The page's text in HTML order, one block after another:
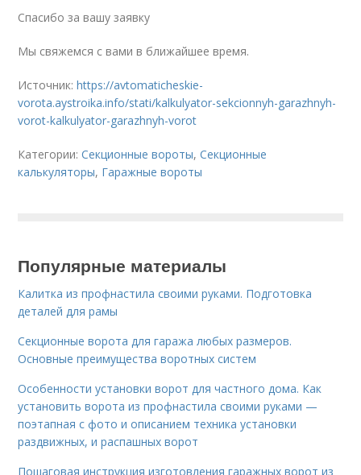
Спасибо за вашу заявку
Мы свяжемся с вами в ближайшее время.
Источник:https://avtomaticheskie-
vorota.aystroika.info/stati/kalkulyator-sekcionnyh-garazhnyh-
vorot-kalkulyator-garazhnyh-vorot
Категории:Секционные вороты,Секционные
калькуляторы, Гаражные вороты
Популярные материалы
Калитка из профнастила своими руками. Подготовка
деталей для рамы
Секционные ворота для гаража любых размеров.
Основные преимущества воротных систем
Особенности установки ворот для частного дома. Как
установить ворота из профнастила своими руками —
поэтапная с фото и описанием техника установки
раздвижных, и распашных ворот
Пошаговая инструкция изготовления гаражных ворот из